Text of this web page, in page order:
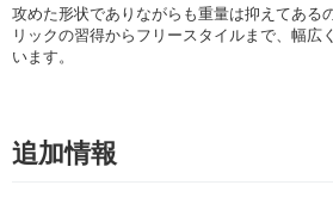
攻めた形状でありながらも重量は抑えてある
リックの習得からフリースタイルまで、幅広
います。
追加情報